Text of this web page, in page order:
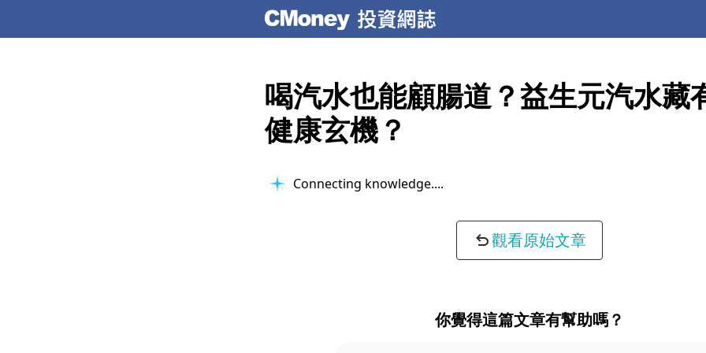
喝汽水也能顧腸道？益生元汽水藏
健康玄機？
Connecting knowledge...
觀看原始文章
你覺得這篇文章有幫助嗎？